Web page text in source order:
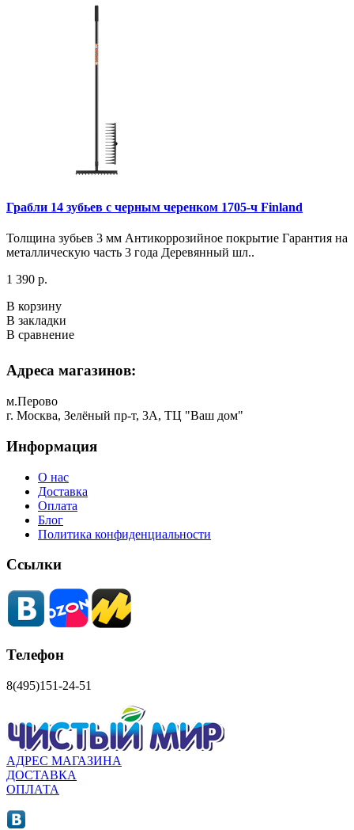
Грабли 14 зубьев с черным черенком 1705-ч Finland
Толщина зубьев 3 мм Антикоррозийное покрытие Гарантия на
металлическую часть 3 года Деревянный шл..
1 390 р.
В корзину
В закладки
В сравнение
Адреса магазинов:
м.Перово
г. Москва, Зелёный пр-т, 3А, ТЦ "Ваш дом"
Информация
О нас
Доставка
Оплата
Блог
Политика конфиденциальности
Ссылки
Телефон
8(495)151-24-51
АДРЕС МАГАЗИНА
ДОСТАВКА
ОПЛАТА